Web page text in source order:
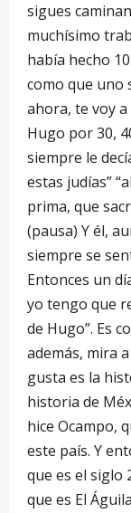
sigues
muchísimo
había hecho
como que uno
ahora, te voy
Hugo por 30,
siempre le
estas judías”
prima, que
(pausa) Y él,
siempre se
Entonces un
yo tengo que
de Hugo”. Es
además, mira
gusta es la
historia de
hice Ocampo,
este país. Y
que es el siglo
que es El